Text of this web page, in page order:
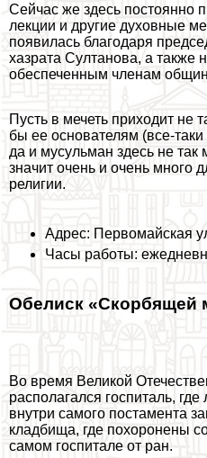
Сейчас же здесь постоянно
лекции и другие духовные
появилась благодаря
хазрата Султанова, а также
обеспеченным члeнам
Пусть в мечеть приходит не
бы ее основателям (все-
да и мусульман здесь не так
значит очень и очень много
религии.
Адрес: Первомайская
Часы работы:
Обелиск «Скорбящей
Во время Великой
располагался госпиталь,
внутри самого постамента
кладбища, где похоронены
самом госпитале от ран.